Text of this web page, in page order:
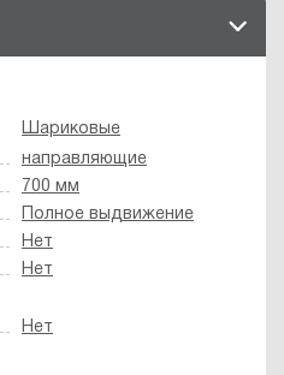
Шариковые
направляющие
700 мм
Полное выдвижение
Нет
Нет
Нет